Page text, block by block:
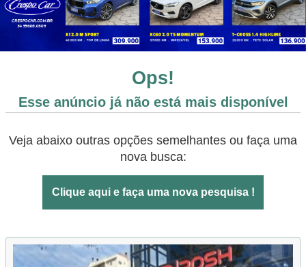
Ops!
Esse anúncio já não está mais disponível
Veja abaixo outras opções semelhantes ou faça uma
nova busca:
Clique aqui e faça uma nova pesquisa !